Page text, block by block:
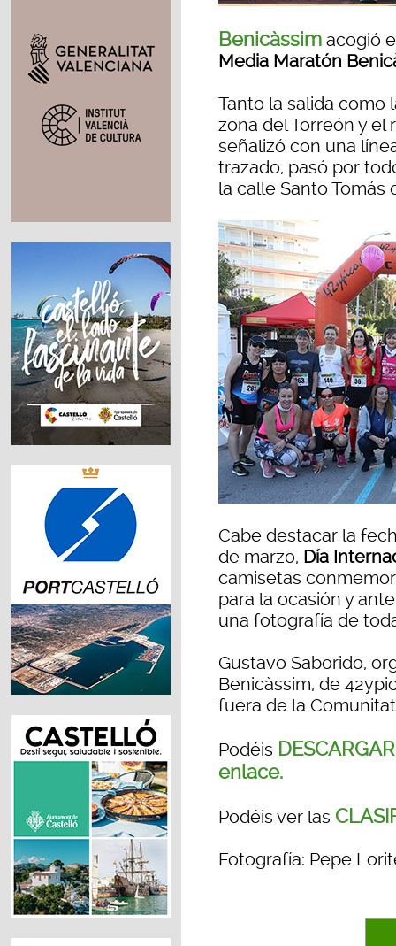
Benicàssim acogió
Media Maratón
Tanto la salida como
zona del Torreón y el
señalizó con una
trazado, pasó por
la calle Santo Tomás
Cabe destacar la
de marzo, Día
camisetas
para la ocasión y
una fotografía de
Gustavo Saborido,
Benicàssim, de
fuera de la
Podéis
enlace.
Podéis ver las
Fotografía: Pepe